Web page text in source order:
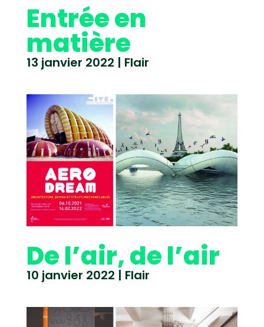
Entrée en
matière
13 janvier 2022 | Flair
De l’air, de l’air
10 janvier 2022 | Flair